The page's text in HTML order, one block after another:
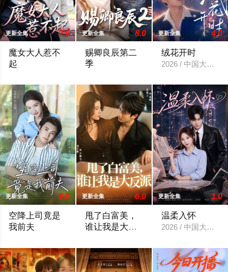
更新全集 2.0
魔女大人惹不
起
更新全集 8.0
赐卿良辰第二
季
更新全集 4.0
绒花开时
2026 / 中国大陆 /
更新全集 9.0
空降上司竟是
我前夫
更新全集 6.0
甩了白富美，
谁让我是大反
更新全集 1.0
温柔入怀
2026 / 中国大陆 /